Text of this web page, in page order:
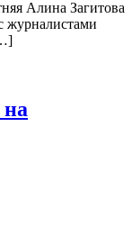
Алина Загитова
журналистами